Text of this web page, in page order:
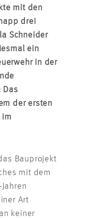
mit den
drei
Schneider
ein
in der
Das
der ersten
im
Bauprojekt
mit dem
Art
keiner